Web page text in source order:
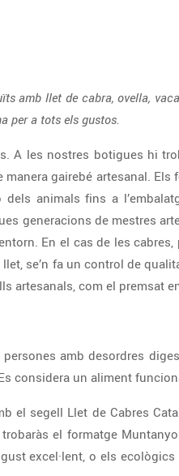
amb llet de cabra, ovella,
per a tots els gustos.
A les nostres botigues hi
gairebé artesanal.
animals fins a
generacions de mestres
En el cas de les
se’n fa un control de
artesanals, com el premsat
amb desordres
considera un aliment
el segell Llet de Cabres
el formatge
excel·lent, o els